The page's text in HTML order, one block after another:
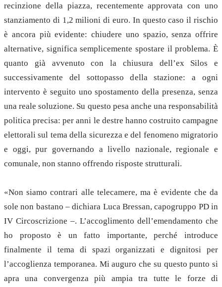
recinzione della piazza, recentemente approvata con uno
stanziamento di 1,2 milioni di euro. In questo caso il rischio
è ancora più evidente: chiudere uno spazio, senza offrire
alternative, significa semplicemente spostare il problema. È
quanto già avvenuto con la chiusura dell’ex Silos e
successivamente del sottopasso della stazione: a ogni
intervento è seguito uno spostamento della presenza, senza
una reale soluzione. Su questo pesa anche una responsabilità
politica precisa: per anni le destre hanno costruito campagne
elettorali sul tema della sicurezza e del fenomeno migratorio
e oggi, pur governando a livello nazionale, regionale e
comunale, non stanno offrendo risposte strutturali.
«Non siamo contrari alle telecamere, ma è evidente che da
sole non bastano – dichiara Luca Bressan, capogruppo PD in
IV Circoscrizione –. L’accoglimento dell’emendamento che
ho proposto è un fatto importante, perché introduce
finalmente il tema di spazi organizzati e dignitosi per
l’accoglienza temporanea. Mi auguro che su questo punto si
apra una convergenza più ampia tra tutte le forze di